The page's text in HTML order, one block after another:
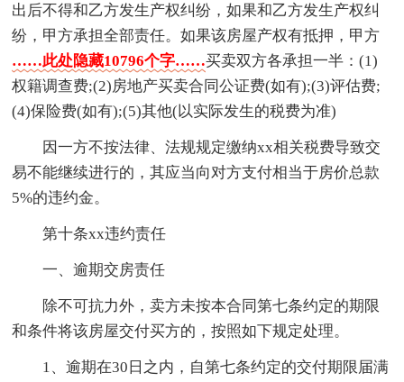
出后不得和乙方发生产权纠纷，如果和乙方发生产权纠
纷，甲方承担全部责任。如果该房屋产权有抵押，甲方
……此处隐藏10796个字……买卖双方各承担一半：(1)
权籍调查费;(2)房地产买卖合同公证费(如有);(3)评估费;
(4)保险费(如有);(5)其他(以实际发生的税费为准)
因一方不按法律、法规规定缴纳xx相关税费导致交
易不能继续进行的，其应当向对方支付相当于房价总款
5%的违约金。
第十条xx违约责任
一、逾期交房责任
除不可抗力外，卖方未按本合同第七条约定的期限
和条件将该房屋交付买方的，按照如下规定处理。
1、逾期在30日之内，自第七条约定的交付期限届满